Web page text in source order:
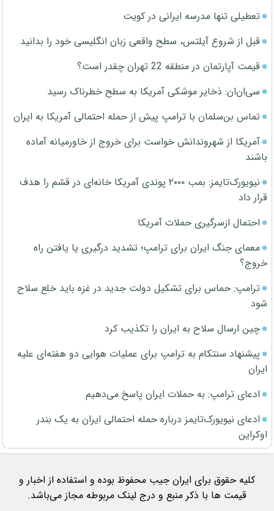
تعطیلی تنها مدرسه ایرانی در کویت
قبل از شروع آیلتس، سطح واقعی زبان انگلیسی خود را بدانید
قیمت آپارتمان در منطقه 22 تهران چقدر است؟
سی‌ان‌ان: ذخایر موشکی آمریکا به سطح خطرناک رسید
تماس بن‌سلمان با ترامپ پیش از حمله احتمالی آمریکا به ایران
آمریکا از شهروندانش خواست برای خروج از خاورمیانه آماده
باشند
نیویورک‌تایمز: بمب ۲۰۰۰ پوندی آمریکا خانه‌ای در قشم را هدف
قرار داد
احتمال ازسرگیری حملات آمریکا
معمای جنگ ایران برای ترامپ؛ تشدید درگیری یا یافتن راه
خروج؟
ترامپ: حماس برای تشکیل دولت جدید در غزه باید خلع سلاح
شود
چین ارسال سلاح به ایران را تکذیب کرد
پیشنهاد سنتکام به ترامپ برای عملیات هوایی دو هفته‌ای علیه
ایران
ادعای ترامپ: به حملات ایران پاسخ می‌دهیم
ادعای نیویورک‌تایمز درباره حمله احتمالی ایران به یک بندر
اوکراین
کلیه حقوق برای ایران جیب محفوظ بوده و استفاده از اخبار و
قیمت ها با ذکر منبع و درج لینک مربوطه مجاز می‌باشد.